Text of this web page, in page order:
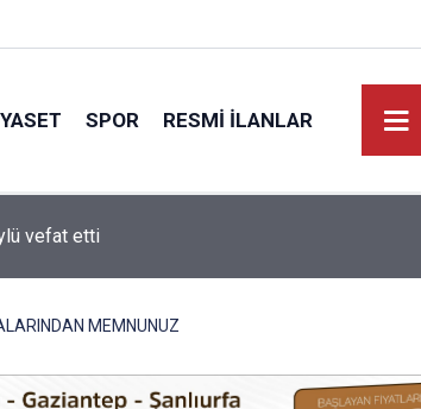
SPOR RESMI İLANLAR
Mustafa vefat etti
MEMNUNUZ